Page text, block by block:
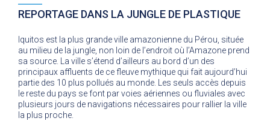
REPORTAGE DANS LA JUNGLE DE PLASTIQUE
Iquitos est la plus grande ville amazonienne du Pérou, située
au milieu de la jungle, non loin de l’endroit où l’Amazone prend
sa source. La ville s’étend d’ailleurs au bord d’un des
principaux affluents de ce fleuve mythique qui fait aujourd’hui
partie des 10 plus pollués au monde. Les seuls accès depuis
le reste du pays se font par voies aériennes ou fluviales avec
plusieurs jours de navigations nécessaires pour rallier la ville
la plus proche.